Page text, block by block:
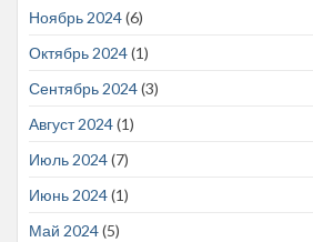
Ноябрь 2024(6)
Октябрь 2024(1)
Сентябрь 2024(3)
Август 2024(1)
Июль 2024(7)
Июнь 2024(1)
Май 2024(5)